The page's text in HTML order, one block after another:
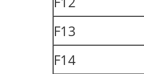
F13
F14